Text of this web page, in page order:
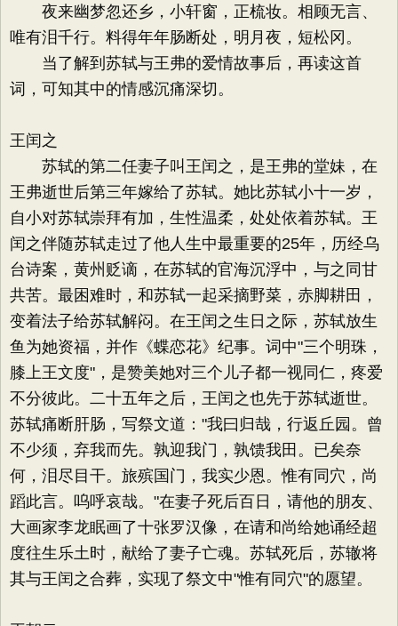
夜来幽梦忽还乡，小轩窗，正梳妆。相顾无言、
唯有泪千行。料得年年肠断处，明月夜，短松冈。
当了解到苏轼与王弗的爱情故事后，再读这首
词，可知其中的情感沉痛深切。
王闰之
苏轼的第二任妻子叫王闰之，是王弗的堂妹，在
王弗逝世后第三年嫁给了苏轼。她比苏轼小十一岁，
自小对苏轼崇拜有加，生性温柔，处处依着苏轼。王
闰之伴随苏轼走过了他人生中最重要的25年，历经乌
台诗案，黄州贬谪，在苏轼的官海沉浮中，与之同甘
共苦。最困难时，和苏轼一起采摘野菜，赤脚耕田，
变着法子给苏轼解闷。在王闰之生日之际，苏轼放生
鱼为她资福，并作《蝶恋花》纪事。词中"三个明珠，
膝上王文度"，是赞美她对三个儿子都一视同仁，疼爱
不分彼此。二十五年之后，王闰之也先于苏轼逝世。
苏轼痛断肝肠，写祭文道："我曰归哉，行返丘园。曾
不少须，弃我而先。孰迎我门，孰馈我田。已矣奈
何，泪尽目干。旅殡国门，我实少恩。惟有同穴，尚
蹈此言。呜呼哀哉。"在妻子死后百日，请他的朋友、
大画家李龙眠画了十张罗汉像，在请和尚给她诵经超
度往生乐土时，献给了妻子亡魂。苏轼死后，苏辙将
其与王闰之合葬，实现了祭文中"惟有同穴"的愿望。